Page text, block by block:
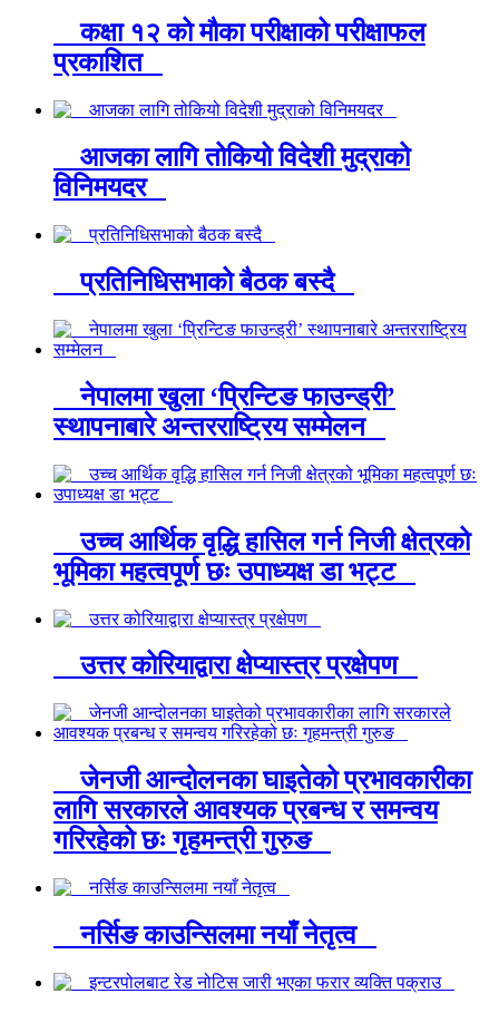
कक्षा १२ को मौका परीक्षाको परीक्षाफल
प्रकाशित
आजका लागि तोकियो विदेशी मुद्राको
विनिमयदर
प्रतिनिधिसभाको बैठक बस्दै
नेपालमा खुला ‘प्रिन्टिङ फाउन्ड्री’
स्थापनाबारे अन्तरराष्ट्रिय सम्मेलन
उच्च आर्थिक वृद्धि हासिल गर्न निजी क्षेत्रको
भूमिका महत्वपूर्ण छः उपाध्यक्ष डा भट्ट
उत्तर कोरियाद्वारा क्षेप्यास्त्र प्रक्षेपण
जेनजी आन्दोलनका घाइतेको प्रभावकारीका
लागि सरकारले आवश्यक प्रबन्ध र समन्वय
गरिरहेको छः गृहमन्त्री गुरुङ
नर्सिङ काउन्सिलमा नयाँ नेतृत्व